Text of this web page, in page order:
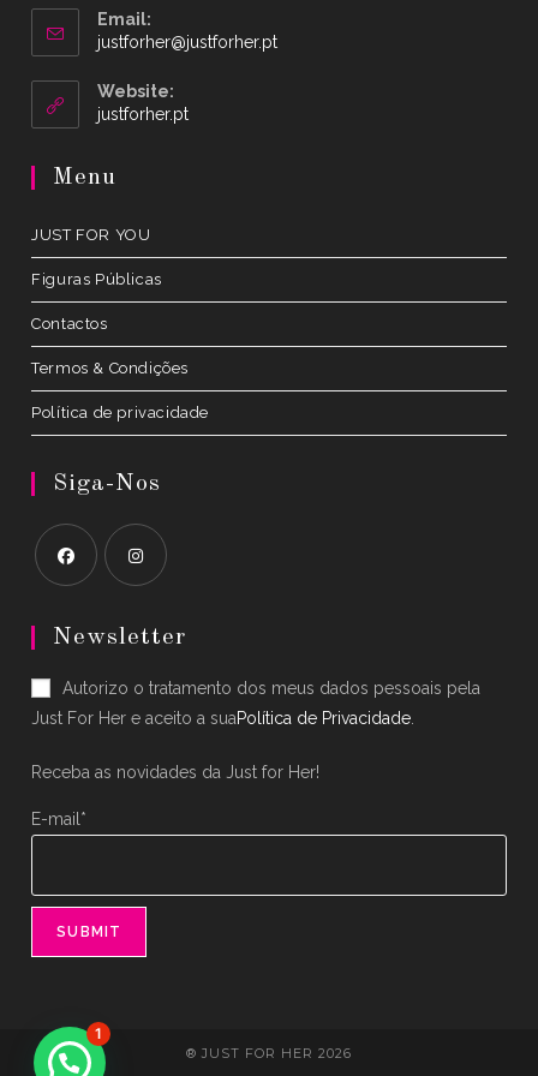
Email:
justforher@justforher.ptOpens
Website:
justforher.ptOpens
Menu
JUST FOR YOU
Figuras Públicas
Contactos
Termos & Condições
Política de privacidade
Siga-Nos
in
new
tab
in
new
tab
Newsletter
Autorizo o tratamento dos meus dados pessoais pela
Just For Her e aceito a suaPolítica de Privacidade.
Receba as novidades da Just for Her!
E-mail*
® JUST FOR HER 2026
Precisa de ajuda?
1